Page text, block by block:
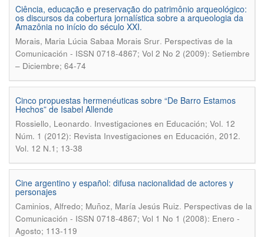
Ciência, educação e preservação do patrimônio arqueológico:
os discursos da cobertura jornalística sobre a arqueologia da
Amazônia no início do século XXI.
Morais, Maria Lúcia Sabaa Morais Srur. Perspectivas de la
Comunicación - ISSN 0718-4867; Vol 2 No 2 (2009): Setiembre
– Diciembre; 64-74
Cinco propuestas hermenéuticas sobre “De Barro Estamos
Hechos” de Isabel Allende
Rossiello, Leonardo. Investigaciones en Educación; Vol. 12
Núm. 1 (2012): Revista Investigaciones en Educación, 2012.
Vol. 12 N.1; 13-38
Cine argentino y español: difusa nacionalidad de actores y
personajes
Caminios, Alfredo; Muñoz, María Jesús Ruiz. Perspectivas de la
Comunicación - ISSN 0718-4867; Vol 1 No 1 (2008): Enero -
Agosto; 113-119